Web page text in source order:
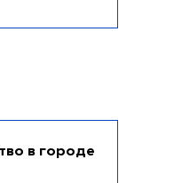
в городе